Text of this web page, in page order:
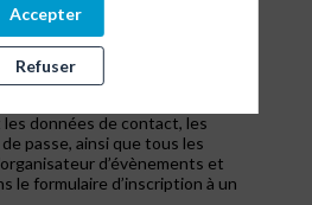
les informations
pratique et logistique d’un
les données de contact, les
passe, ainsi que tous les
d’évènements et
le formulaire d’inscription à un
Accepter
Refuser